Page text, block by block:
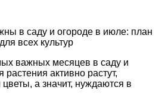
в саду и огороде в июле: план
всех культур
важных месяцев в саду и
активно растут,
а значит, нуждаются в